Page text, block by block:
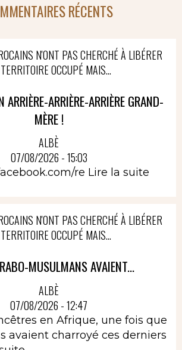
RÉCENTS
N'ONT PAS CHERCHÉ À LIBÉRER
OCCUPÉ MAIS...
ARRIÈRE-ARRIÈRE GRAND-
MÈRE !
ALBÈ
07/08/2026 - 15:03
re Lire la suite
N'ONT PAS CHERCHÉ À LIBÉRER
OCCUPÉ MAIS...
MUSULMANS AVAIENT...
ALBÈ
07/08/2026 - 12:47
en Afrique, une fois que
avaient charroyé ces derniers